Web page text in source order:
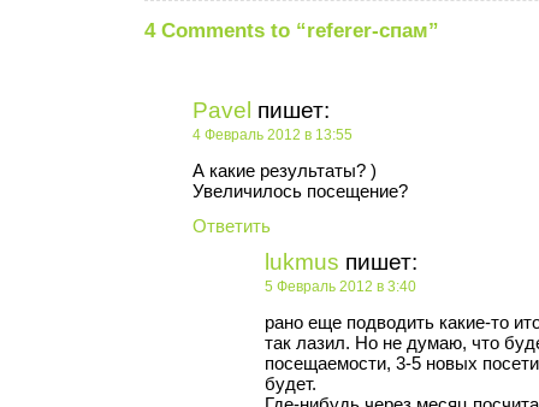
4 Comments to “referer-спам”
Pavel пишет:
4 Февраль 2012 в 13:55
А какие результаты? )
Увеличилось посещение?
Ответить
lukmus пишет:
5 Февраль 2012 в 3:40
рано еще подводить какие-то
так лазил. Но не думаю, что
посещаемости, 3-5 новых
будет.